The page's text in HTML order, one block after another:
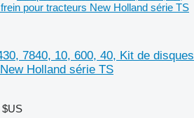
pour tracteurs New Holland série TS
7840, 10, 600, 40, Kit de disques
Holland série TS
$US